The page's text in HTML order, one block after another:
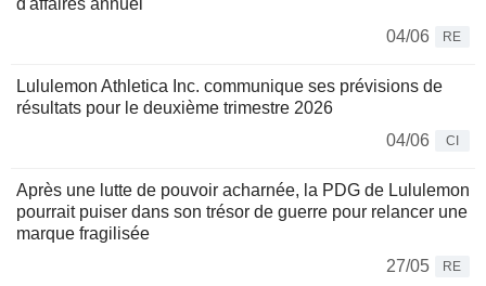
d'affaires annuel
04/06
RE
Lululemon Athletica Inc. communique ses prévisions de
résultats pour le deuxième trimestre 2026
04/06
CI
Après une lutte de pouvoir acharnée, la PDG de Lululemon
pourrait puiser dans son trésor de guerre pour relancer une
marque fragilisée
27/05
RE